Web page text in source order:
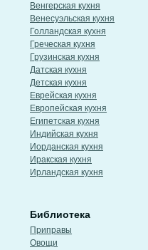
Венгерская кухня
Венесуэльская кухня
Голландская кухня
Греческая кухня
Грузинская кухня
Датская кухня
Детская кухня
Еврейская кухня
Европейская кухня
Египетская кухня
Индийская кухня
Иорданская кухня
Иракская кухня
Ирландская кухня
Библиотека
Приправы
Овощи